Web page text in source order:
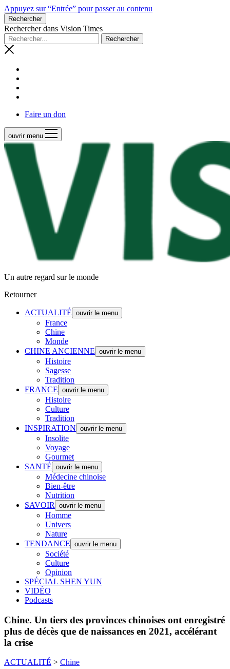
Appuyez sur “Entrée” pour passer au contenu
Rechercher
Rechercher dans Vision Times
Faire un don
ouvrir menu
Un autre regard sur le monde
Retourner
ACTUALITÉ ouvrir le menu
France
Chine
Monde
CHINE ANCIENNE ouvrir le menu
Histoire
Sagesse
Tradition
FRANCE ouvrir le menu
Histoire
Culture
Tradition
INSPIRATION ouvrir le menu
Insolite
Voyage
Gourmet
SANTÉ ouvrir le menu
Médecine chinoise
Bien-être
Nutrition
SAVOIR
ouvrir le menu
Homme
Univers
Nature
TENDANCE ouvrir le menu
Société
Culture
Opinion
SPÉCIAL SHEN YUN
VIDÉO
Podcasts
Chine. Un tiers des provinces chinoises ont enregistré
plus de décès que de naissances en 2021, accélérant
la crise
ACTUALITÉ > Chine